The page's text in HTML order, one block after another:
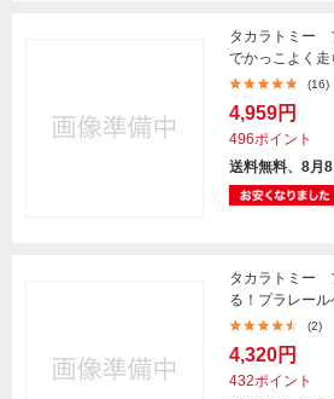
タカラトミー
でかっこよく走
(16)
4,959円
496ポイント
送料無料、8月8
タカラトミー
る！プラレー
(2)
4,320円
432ポイント